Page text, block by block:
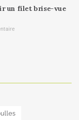
un filet brise-vue